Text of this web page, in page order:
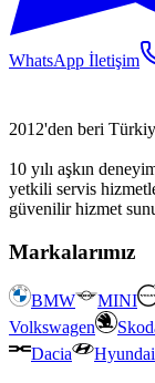
WhatsApp İletişim
2012'den beri
10 yılı aşkın
yetkili servis
güvenilir hizmet
Markalarımız
BMW MINI
Volkswagen
Dacia
Hyundai